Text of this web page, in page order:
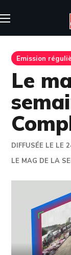
Emission
Le
DIFFUSÉE LE LE
LE MAG DE LA